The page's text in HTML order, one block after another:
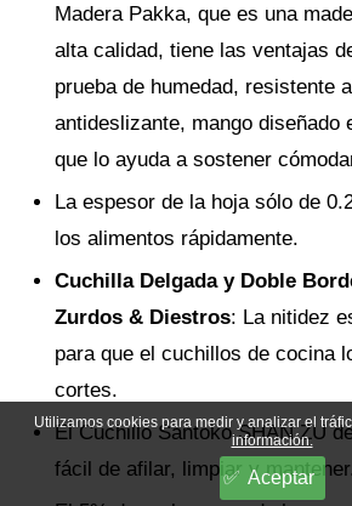
Madera Pakka, que es una
alta calidad, tiene las ventajas
prueba de humedad, resistente
antideslizante, mango diseñado
que lo ayuda a sostener
La espesor de la hoja sólo de
los alimentos rápidamente.
Cuchilla Delgada y Doble
Zurdos & Diestros: La nitidez
para que el cuchillos de cocina
cortes.
El Cuchillo Santoko SHAN ZU
fácil de afilar, limpiar y mantener.
Utilizamos cookies para medir y analizar el
información.
Aceptar